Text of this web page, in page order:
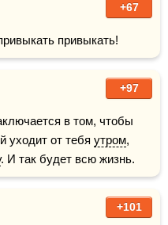
+67
привыкать!
+97
в том, чтобы
уходит от тебя утром,
. И так будет всю жизнь.
+101